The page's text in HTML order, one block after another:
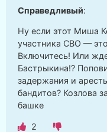
Справедливый:
Ну если этот Миша
участника СВО —
Включитесь! Или
Бастрыкина!?
задержания и
бандитов? Козлова
башке
2